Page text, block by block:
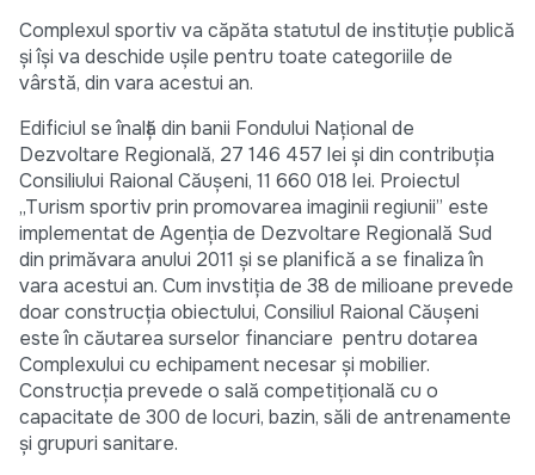
Complexul sportiv va căpăta statutul de instituție publică
și își va deschide ușile pentru toate categoriile de
vârstă, din vara acestui an.
Edificiul se înalță din banii Fondului Național de
Dezvoltare Regională, 27 146 457 lei și din contribuția
Consiliului Raional Căușeni, 11 660 018 lei. Proiectul
,,Turism sportiv prin promovarea imaginii regiunii” este
implementat de Agenția de Dezvoltare Regională Sud
din primăvara anului 2011 și se planifică a se finaliza în
vara acestui an. Cum invstiția de 38 de milioane prevede
doar construcția obiectului, Consiliul Raional Căușeni
este în căutarea surselor financiare pentru dotarea
Complexului cu echipament necesar și mobilier.
Construcția prevede o sală competițională cu o
capacitate de 300 de locuri, bazin, săli de antrenamente
și grupuri sanitare.